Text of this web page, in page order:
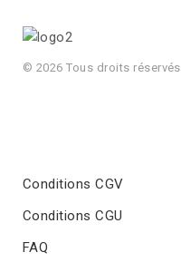
© 2026 Tous droits réservés
Conditions CGV
Conditions CGU
FAQ